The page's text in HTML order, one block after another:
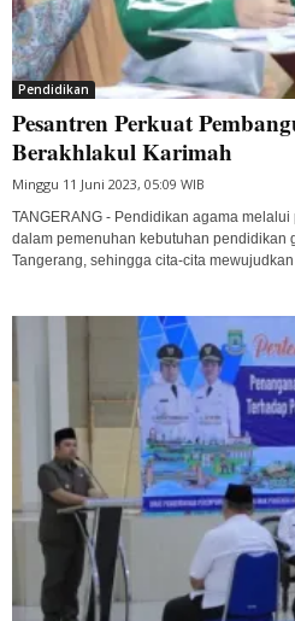
Pendidikan
Pesantren Perkuat
Berakhlakul Karimah
Minggu 11 Juni 2023, 05:09 WIB
TANGERANG - Pendidikan agama
dalam pemenuhan kebutuhan pendidikan
Tangerang, sehingga cita-cita